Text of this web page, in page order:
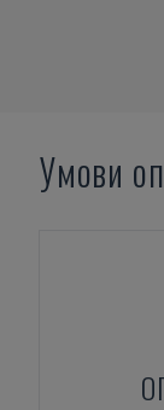
Умови